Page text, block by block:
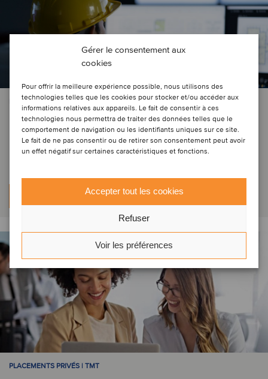
Gérer le consentement aux
cookies
Pour offrir la meilleure expérience possible, nous utilisons des
technologies telles que les cookies pour stocker et/ou accéder aux
informations relatives aux appareils. Le fait de consentir à ces
technologies nous permettra de traiter des données telles que le
comportement de navigation ou les identifiants uniques sur ce site.
Le fait de ne pas consentir ou de retirer son consentement peut avoir
un effet négatif sur certaines caractéristiques et fonctions.
Accepter tout les cookies
Refuser
Voir les préférences
ÉNERGIE | TMT
Presight Solutions has been
acquired by Banyan Software
En apprendre plus
PLACEMENTS PRIVÉS | TMT